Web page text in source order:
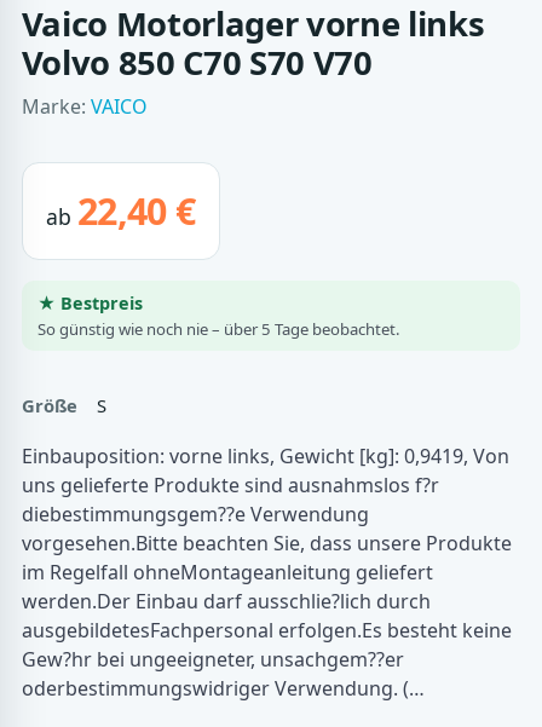
Vaico Motorlager vorne links
Volvo 850 C70 S70 V70
Marke: VAICO
ab 22,40 €
★ Bestpreis
So günstig wie noch nie – über 5 Tage beobachtet.
Größe S
Einbauposition: vorne links, Gewicht [kg]: 0,9419, Von
uns gelieferte Produkte sind ausnahmslos f?r
diebestimmungsgem??e Verwendung
vorgesehen.Bitte beachten Sie, dass unsere Produkte
im Regelfall ohneMontageanleitung geliefert
werden.Der Einbau darf ausschlie?lich durch
ausgebildetesFachpersonal erfolgen.Es besteht keine
Gew?hr bei ungeeigneter, unsachgem??er
oderbestimmungswidriger Verwendung. (…